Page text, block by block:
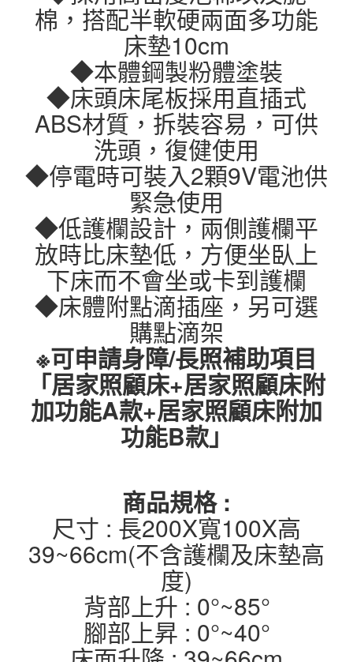
棉，搭配半軟硬兩面多功能
床墊10cm
◆本體鋼製粉體塗裝
◆床頭床尾板採用直插式
ABS材質，拆裝容易，可供
洗頭，復健使用
◆停電時可裝入2顆9V電池供
緊急使用
◆低護欄設計，兩側護欄平
放時比床墊低，方便坐臥上
下床而不會坐或卡到護欄
◆床體附點滴插座，另可選
購點滴架
※可申請身障/長照補助項目
「居家照顧床+居家照顧床附
加功能A款+居家照顧床附加
功能B款」
商品規格 :
尺寸 : 長200X寬100X高
39~66cm(不含護欄及床墊高
度)
背部上升 : 0°~85°
腳部上昇 : 0°~40°